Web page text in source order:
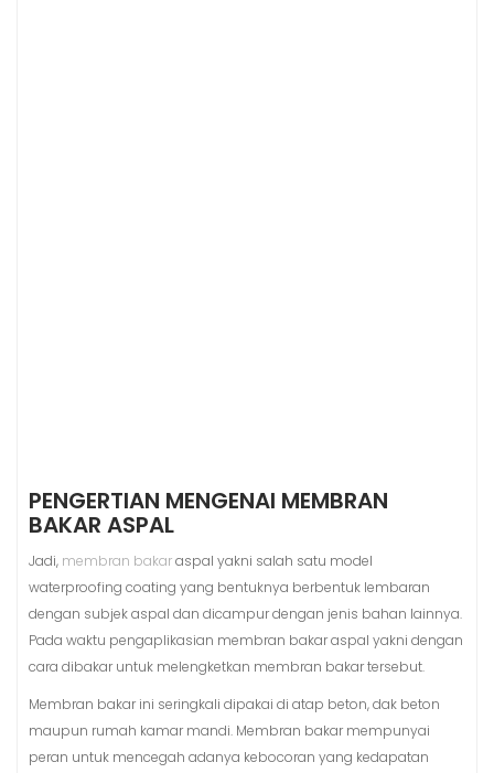
PENGERTIAN MENGENAI MEMBRAN
BAKAR ASPAL
Jadi, membran bakaraspal yakni salah satu model
waterproofing coating yang bentuknya berbentuk lembaran
dengan subjek aspal dan dicampur dengan jenis bahan lainnya.
Pada waktu pengaplikasian membran bakar aspal yakni dengan
cara dibakar untuk melengketkan membran bakar tersebut.
Membran bakar ini seringkali dipakai di atap beton, dak beton
maupun rumah kamar mandi. Membran bakar mempunyai
peran untuk mencegah adanya kebocoran yang kedapatan